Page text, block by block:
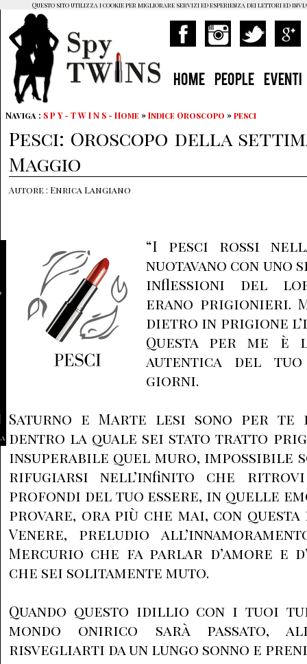
HOME PEOPLE EVENTI
Naviga : S P Y - T W I N S - Home »Indice Oroscopo »pesci
Pesci: Oroscopo della
Maggio
Autore : Enrica Langiano
“I pesci rossi
nuotavano con uno
inflessioni del
erano prigionieri.
dietro in prigione
Questa per me è
autentica del
giorni.
Saturno e Marte lesi sono per
dentro la quale sei stato tratto
insuperabile quel muro, impossibile
rifugiarsi nell’infinito che
profondi del tuo essere, in quelle
provare, ora più che mai, con
Venere, preludio
Mercurio che fa parlar d’amore e
che sei solitamente muto.
Quando questo idillio con i tuoi
mondo onirico sarà passato,
risvegliarti da un lungo sonno e
Questo sito utilizza i cookie per migliorare servizi ed esperienza dei lettori ed